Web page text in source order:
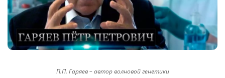
П.П. Гаряев – автор волновой генетики